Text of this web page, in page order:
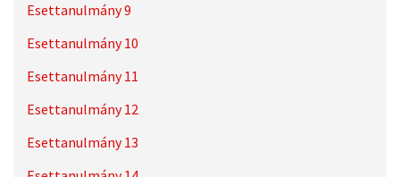
Esettanulmány 9
Esettanulmány 10
Esettanulmány 11
Esettanulmány 12
Esettanulmány 13